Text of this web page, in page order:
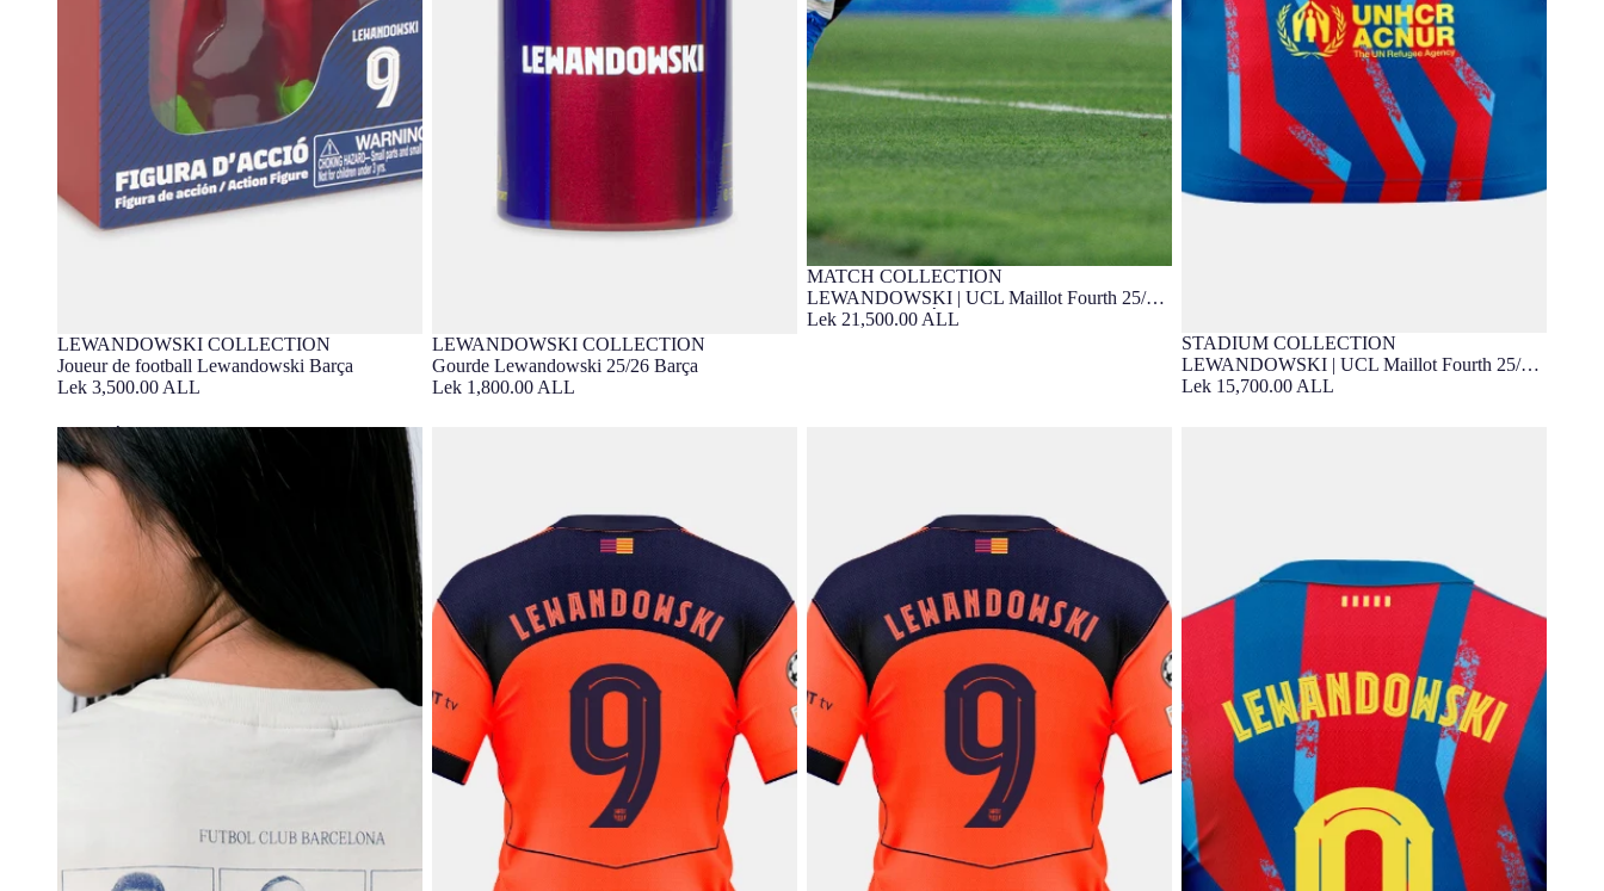
LEWANDOWSKI COLLECTION
Joueur de football Lewandowski Barça
Lek 3,500.00 ALL
LEWANDOWSKI COLLECTION
Gourde Lewandowski 25/26 Barça
Lek 1,800.00 ALL
Édition Joueur
MATCH COLLECTION
LEWANDOWSKI | UCL Maillot Fourth 25/26
FC Barcelona - Édition Joueur
Lek 21,500.00 ALL
STADIUM COLLECTION
LEWANDOWSKI | UCL Maillot Fourth 25/26
FC Barcelona
Lek 15,700.00 ALL
T-shirt Écru Joueurs Barça